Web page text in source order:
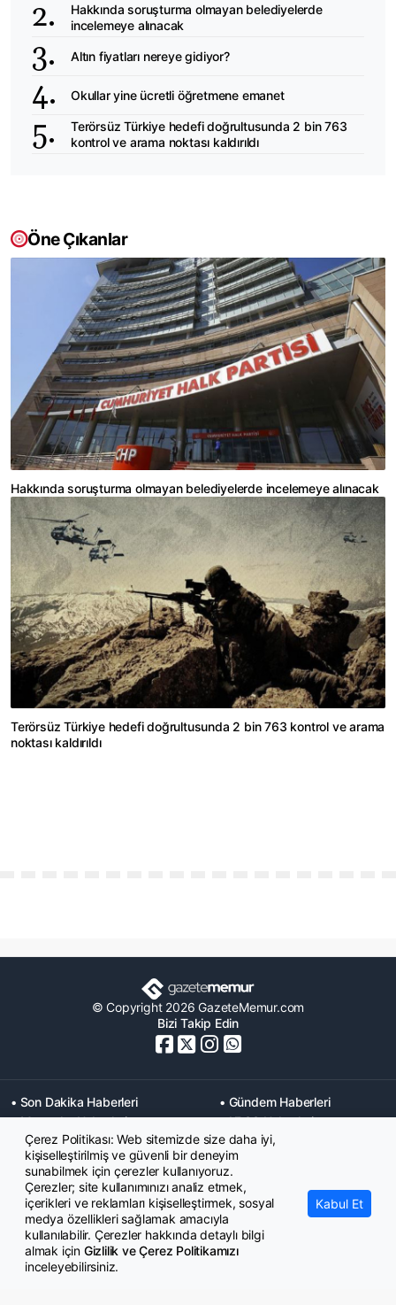
Hakkında soruşturma olmayan belediyelerde
incelemeye alınacak
Altın fiyatları nereye gidiyor?
Okullar yine ücretli öğretmene emanet
Terörsüz Türkiye hedefi doğrultusunda 2 bin 763
kontrol ve arama noktası kaldırıldı
Öne Çıkanlar
Hakkında soruşturma olmayan belediyelerde incelemeye alınacak
Terörsüz Türkiye hedefi doğrultusunda 2 bin 763 kontrol ve arama
noktası kaldırıldı
© Copyright 2026 GazeteMemur.com
Bizi Takip Edin
• Son Dakika Haberleri
• Gündem Haberleri
• Memurlar Haberleri
• KPSS Haberleri
• Ekonomi Haberleri
• Eğitim Haberleri
• Yaşam Haberleri
• Maaş Verileri Haberleri
• Mahkeme Kararları
Haberleri
Çerez Politikası: Web sitemizde size daha iyi,
kişiselleştirilmiş ve güvenli bir deneyim
sunabilmek için çerezler kullanıyoruz.
Çerezler; site kullanımınızı analiz etmek,
içerikleri ve reklamları kişiselleştirmek, sosyal
medya özellikleri sağlamak amacıyla
kullanılabilir. Çerezler hakkında detaylı bilgi
almak için Gizlilik ve Çerez Politikamızı
inceleyebilirsiniz.
Kabul Et